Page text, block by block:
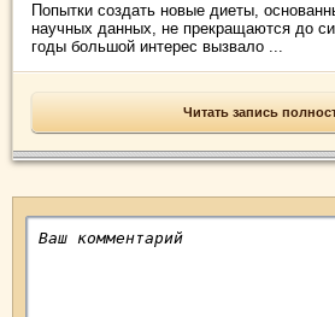
Попытки создать новые диеты,
научных данных, не прекращаются до
годы большой интерес вызвало ...
Читать запись